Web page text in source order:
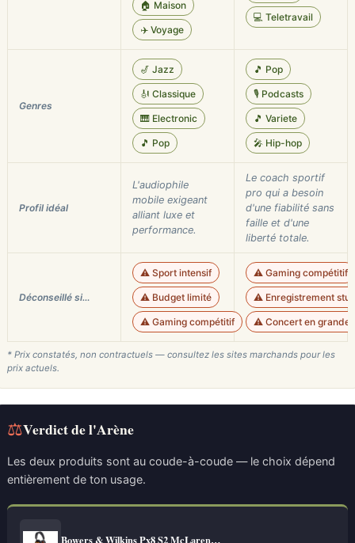
🏠 Maison
✈️ Voyage
💻 Teletravail
Genres
🎷 Jazz
🎻 Classique
🎹 Electronic
🎵 Pop
🎵 Pop
🎙️ Podcasts
🎵 Variete
🎤 Hip-hop
Profil idéal
L'audiophile
mobile exigeant
alliant luxe et
performance.
Le coach sportif
pro qui a besoin
d'une fiabilité sans
faille et d'une
liberté totale.
Déconseillé si…
⚠️ Sport intensif
⚠️ Budget limité
⚠️ Gaming compétitif
⚠️ Gaming compétitif
⚠️ Enregistrement
⚠️ Concert en grande
* Prix constatés, non contractuels — consultez les sites marchands pour les
prix actuels.
⚖Verdict de l'Arène
Les deux produits sont au coude-à-coude — le choix dépend
entièrement de ton usage.
Bowers & Wilkins Px8 S2 McLaren…